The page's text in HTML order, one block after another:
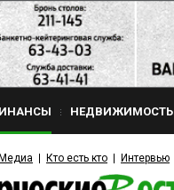
НЕДВИЖИМОСТЬ
Медиа Кто есть кто Интервью